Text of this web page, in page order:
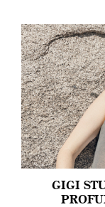
GIGI